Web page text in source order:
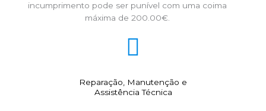
incumprimento pode ser punível com uma coima
máxima de 200.00€.
Reparação, Manutenção e
Assistência Técnica